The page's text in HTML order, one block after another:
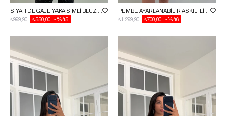
SIYAH DEGAJE YAKA SIMLI BLUZ GAUS-01744
%45
₺550,00
₺999,90
PEMBE AYARLANABILIR ASKILI LIKRALI KORSE GAUS-01719
%46
₺700,00
₺1.299,90